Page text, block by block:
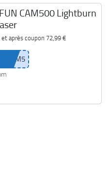
CAM500 Lightburn
et après coupon 72,99 €